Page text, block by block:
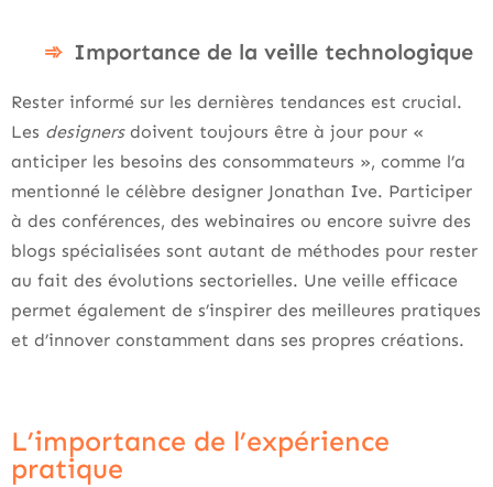
Importance de la veille technologique
Rester informé sur les dernières tendances est crucial.
Les designersdoivent toujours être à jour pour «
anticiper les besoins des consommateurs », comme l’a
mentionné le célèbre designer Jonathan Ive. Participer
à des conférences, des webinaires ou encore suivre des
blogs spécialisées sont autant de méthodes pour rester
au fait des évolutions sectorielles. Une veille efficace
permet également de s’inspirer des meilleures pratiques
et d’innover constamment dans ses propres créations.
L’importance de l’expérience
pratique